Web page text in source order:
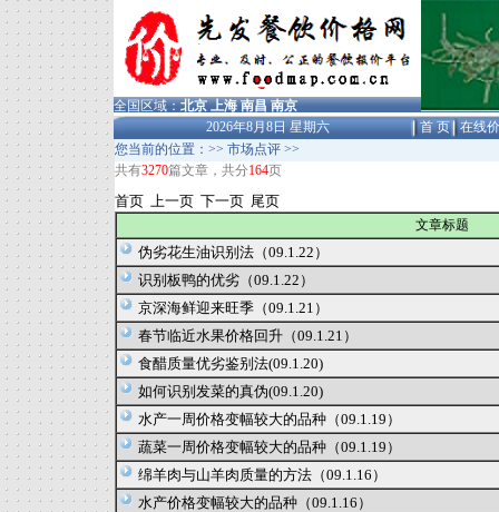
全国区域：北京 上海 南昌 南京
2026年8月8日 星期六
首 页
在线
您当前的位置：>> 市场点评 >>
共有3270篇文章，共分164页
首页 上一页 下一页 尾页
文章标题
伪劣花生油识别法（09.1.22）
识别板鸭的优劣（09.1.22）
京深海鲜迎来旺季（09.1.21）
春节临近水果价格回升（09.1.21）
食醋质量优劣鉴别法(09.1.20)
如何识别发菜的真伪(09.1.20)
水产一周价格变幅较大的品种（09.1.19）
蔬菜一周价格变幅较大的品种（09.1.19）
绵羊肉与山羊肉质量的方法（09.1.16）
水产价格变幅较大的品种（09.1.16）